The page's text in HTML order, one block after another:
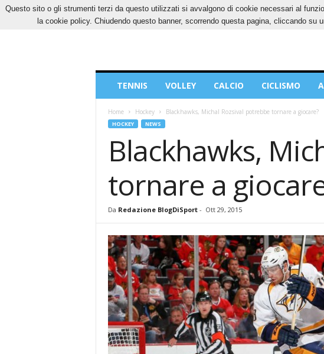
GIOVEDÌ, 6 AGOSTO 2026 CONTATTI COOKIES PRIVACY
Sport
TENNIS VOLLEY CALCIO CICLISMO
Home Hockey Blackhawks, Michal Rozsival potrebbe tornare a giocare?
HOCKEY NEWS
Blackhawks,
tornare a
Da Redazione BlogDiSport- Ott 29, 2015
Questo sito o gli strumenti terzi da questo utilizzati si avvalgono di cookie necessari al
la cookie policy. Chiudendo questo banner, scorrendo questa pagina, cliccando